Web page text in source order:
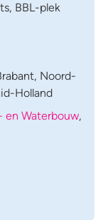
, BBL-plek
Noord-
Holland
en Waterbouw,